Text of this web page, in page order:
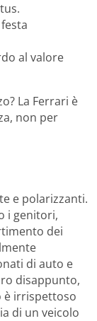
al valore
La Ferrari è
non per
e polarizzanti.
i genitori,
dei
di auto e
disappunto,
è irrispettoso
di un veicolo